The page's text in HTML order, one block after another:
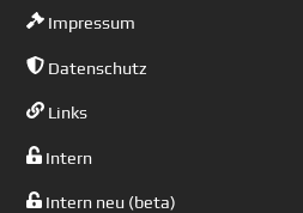
Impressum
Datenschutz
Links
Intern
Intern neu (beta)